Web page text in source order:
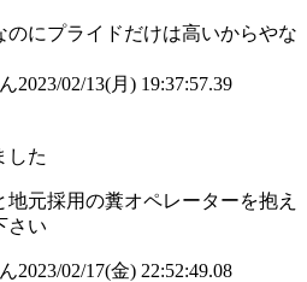
のにプライドだけは高いからやな
2023/02/13(月) 19:37:57.39
した
元採用の糞オペレーターを抱え
さい
2023/02/17(金) 22:52:49.08